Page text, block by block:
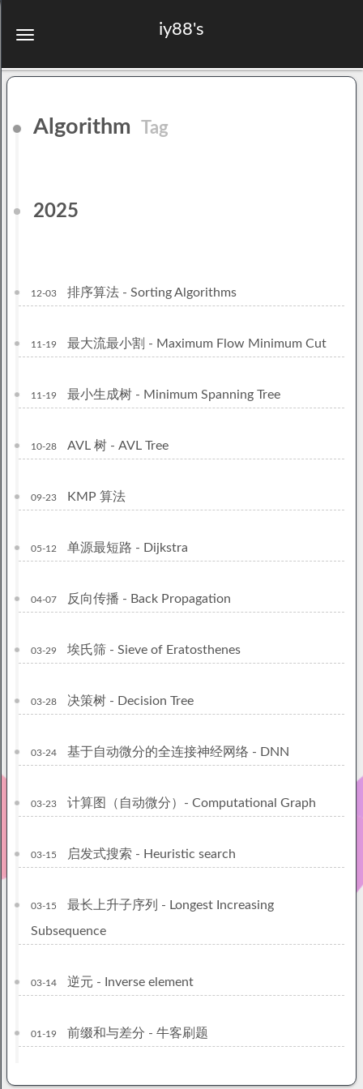
iy88's
Algorithm Tag
2025
12-03 排序算法 - Sorting Algorithms
11-19 最大流最小割 - Maximum Flow Minimum Cut
11-19 最小生成树 - Minimum Spanning Tree
10-28 AVL 树 - AVL Tree
09-23 KMP 算法
05-12 单源最短路 - Dijkstra
04-07 反向传播 - Back Propagation
03-29 埃氏筛 - Sieve of Eratosthenes
03-28 决策树 - Decision Tree
03-24 基于自动微分的全连接神经网络 - DNN
03-23 计算图（自动微分）- Computational Graph
03-15 启发式搜索 - Heuristic search
03-15
最长上升子序列 - Longest Increasing
Subsequence
03-14 逆元 - Inverse element
01-19 前缀和与差分 - 牛客刷题